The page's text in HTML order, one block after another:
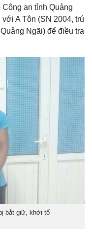
an tỉnh Quảng
A Tôn (SN 2004, trú
Ngãi) để điều tra
bắt giữ, khởi tố